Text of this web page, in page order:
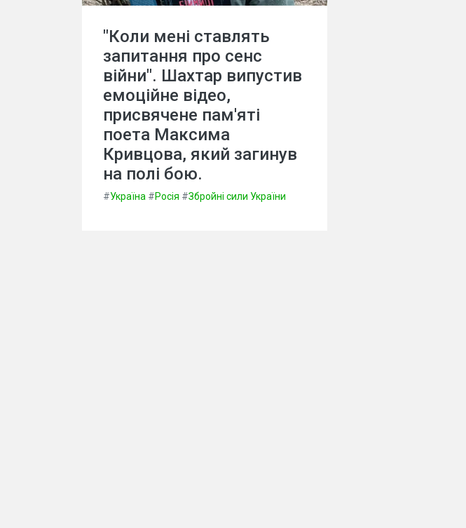
"Коли мені ставлять
запитання про сенс
війни". Шахтар випустив
емоційне відео,
присвячене пам'яті
поета Максима
Кривцова, який загинув
на полі бою.
#Україна #Росія #Збройні сили України